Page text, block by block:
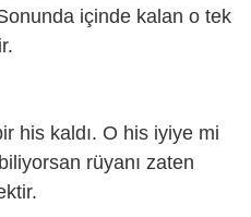
içinde kalan o tek
his kaldı. O his iyiye mi
rüyanı zaten